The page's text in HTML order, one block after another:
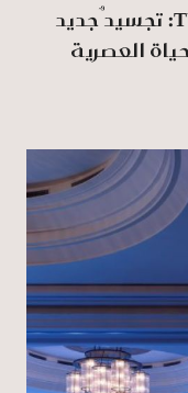
تشكيلة AXIS الجديدة من TUMI: تجسيدٌ جديد
العصرية